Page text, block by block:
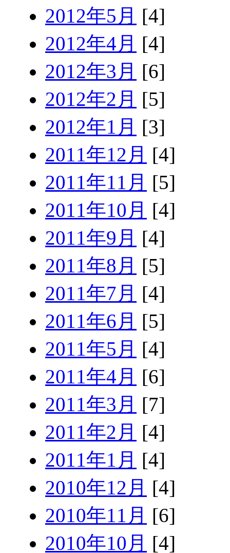
2012年5月 [4]
2012年4月 [4]
2012年3月 [6]
2012年2月 [5]
2012年1月 [3]
2011年12月 [4]
2011年11月 [5]
2011年10月 [4]
2011年9月 [4]
2011年8月 [5]
2011年7月 [4]
2011年6月 [5]
2011年5月 [4]
2011年4月 [6]
2011年3月 [7]
2011年2月 [4]
2011年1月 [4]
2010年12月 [4]
2010年11月 [6]
2010年10月 [4]